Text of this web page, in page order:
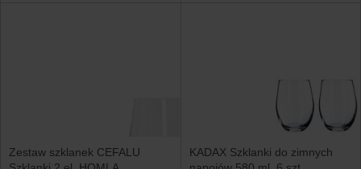
Zestaw szklanek CEFALU
KADAX Szklanki do zimnych